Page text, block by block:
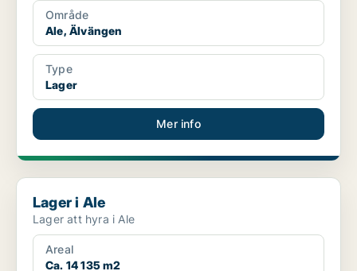
Område
Ale, Älvängen
Type
Lager
Mer info
Lager i Ale
Lager i Ale
Lager att hyra i Ale
Areal
Ca. 14 135 m2